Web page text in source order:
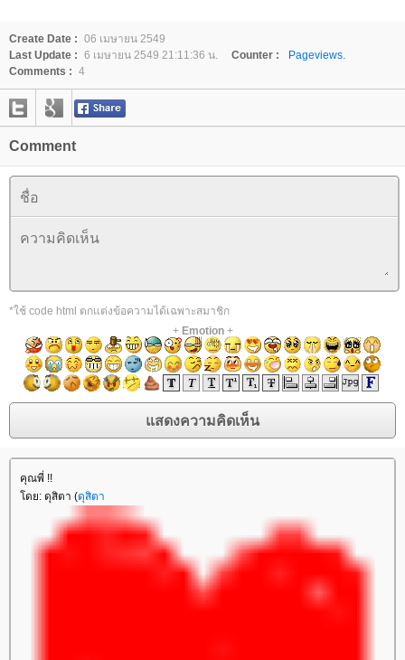
Create Date : 06 เมษายน 2549
Last Update : 6 เมษายน 2549 21:11:36 น. Counter :
Pageviews.
Comments : 4
Comment
*ใช้ code html ตกแต่งข้อความได้เฉพาะสมาชิก
+ Emotion+
คุณพี่ !!
โดย: ดุสิตา (ดุสิตา